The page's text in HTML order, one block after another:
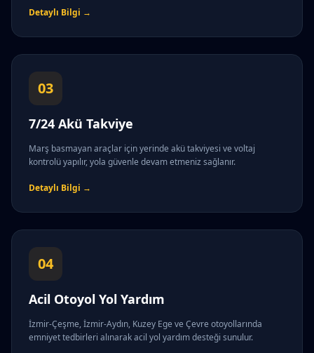
Detaylı Bilgi →
03
7/24 Akü Takviye
Marş basmayan araçlar için yerinde akü takviyesi ve voltaj
kontrolü yapılır, yola güvenle devam etmeniz sağlanır.
Detaylı Bilgi →
04
Acil Otoyol Yol Yardım
İzmir-Çeşme, İzmir-Aydın, Kuzey Ege ve Çevre otoyollarında
emniyet tedbirleri alınarak acil yol yardım desteği sunulur.